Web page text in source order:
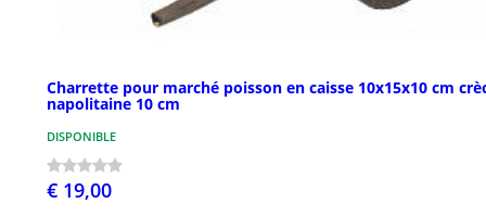
Charrette pour marché poisson en caisse 10x15x10 cm
napolitaine 10 cm
DISPONIBLE
€ 19,00